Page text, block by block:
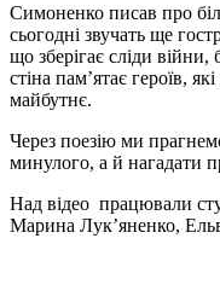
Симоненко писав про
сьогодні звучать ще
що зберігає сліди
стіна пам’ятає героїв,
майбутнє.
Через поезію ми
минулого, а й нагадати
Над відео працювали
Марина Лукʼяненко,